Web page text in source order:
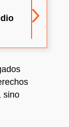
sino